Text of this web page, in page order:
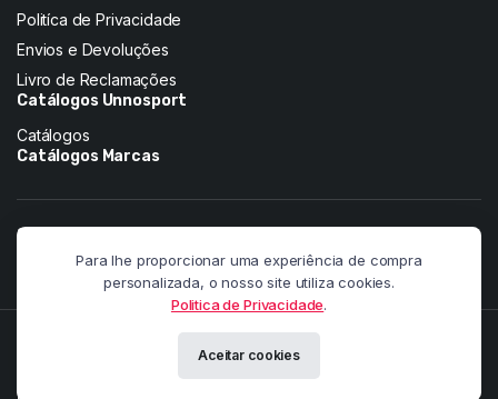
Politíca de Privacidade
Envios e Devoluções
Livro de Reclamações
Catálogos Unnosport
Catálogos
Catálogos Marcas
Siga-nos nas redes:
Para lhe proporcionar uma experiência de compra
personalizada, o nosso site utiliza cookies.
Politica de Privacidade.
Aceitar cookies